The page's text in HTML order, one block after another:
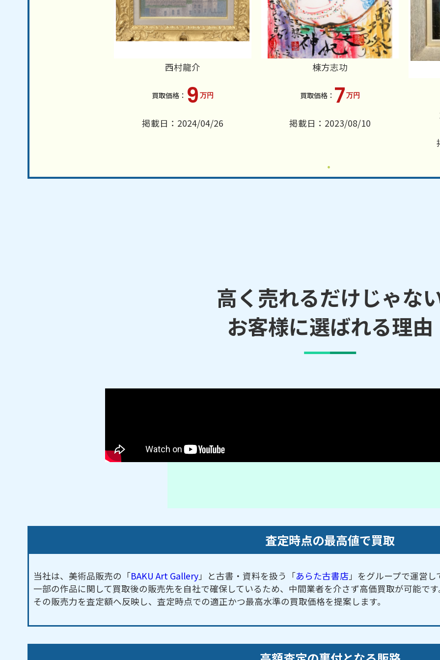
西村龍介
9 万円
掲載日：2024/04/26
棟方志功
7万円
掲載日：2023/08/10
高く売れるだけじゃな
お客様に選ばれる理由
査定時点の最高値で買取
当社は、美術品販売の「BAKU Art Gallery」と古書・資料を扱う「あらた古書店 」をグループで運営し
一部の作品に関して買取後の販売先を自社で確保しているため、中間業者を介さず高価買取が可能で
その販売力を査定額へ反映し、査定時点での適正かつ最高水準の買取価格を提案します。